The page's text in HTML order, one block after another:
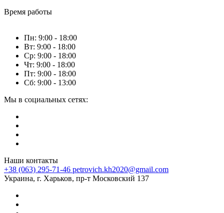
Время работы
Пн: 9:00 - 18:00
Вт: 9:00 - 18:00
Ср: 9:00 - 18:00
Чт: 9:00 - 18:00
Пт: 9:00 - 18:00
Сб: 9:00 - 13:00
Мы в социальных сетях:
Наши контакты
+38 (063) 295-71-46 petrovich.kh2020@gmail.com
Украина, г. Харьков, пр-т Московский 137